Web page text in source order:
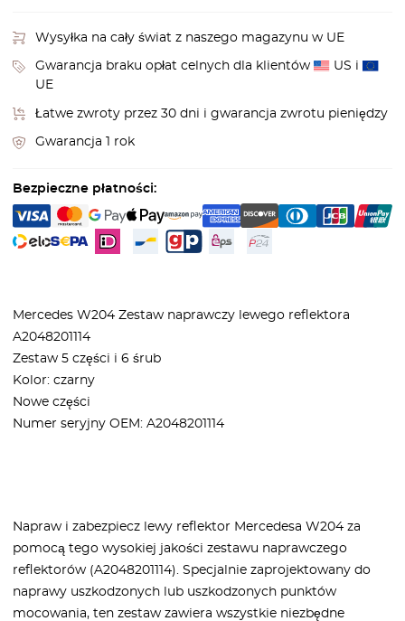
Wysyłka na cały świat z naszego magazynu w UE
Gwarancja braku opłat celnych dla klientów
US i
UE
Łatwe zwroty przez 30 dni i gwarancja zwrotu pieniędzy
Gwarancja 1 rok
Bezpieczne płatności:
Mercedes W204 Zestaw naprawczy lewego reflektora
A2048201114
Zestaw 5 części i 6 śrub
Kolor: czarny
Nowe części
Numer seryjny OEM: A2048201114
Napraw i zabezpiecz lewy reflektor Mercedesa W204 za
pomocą tego wysokiej jakości zestawu naprawczego
reflektorów (A2048201114). Specjalnie zaprojektowany do
naprawy uszkodzonych lub uszkodzonych punktów
mocowania, ten zestaw zawiera wszystkie niezbędne